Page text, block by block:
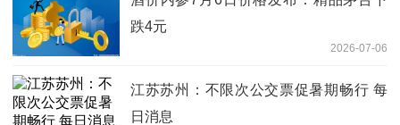
跌4元
2026-07-06
江苏苏州：不限次公交票促暑期畅行 每
日消息